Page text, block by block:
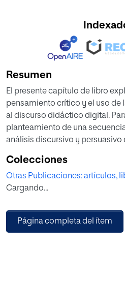
Resumen
El presente capítulo de libro
pensamiento crítico y el uso de
al discurso didáctico digital.
planteamiento de una
análisis discursivo y
desarrollar la competencia
que se exige en la legislación
Colecciones
Otras Publicaciones: artículos,
Cargando...
Página completa del ítem